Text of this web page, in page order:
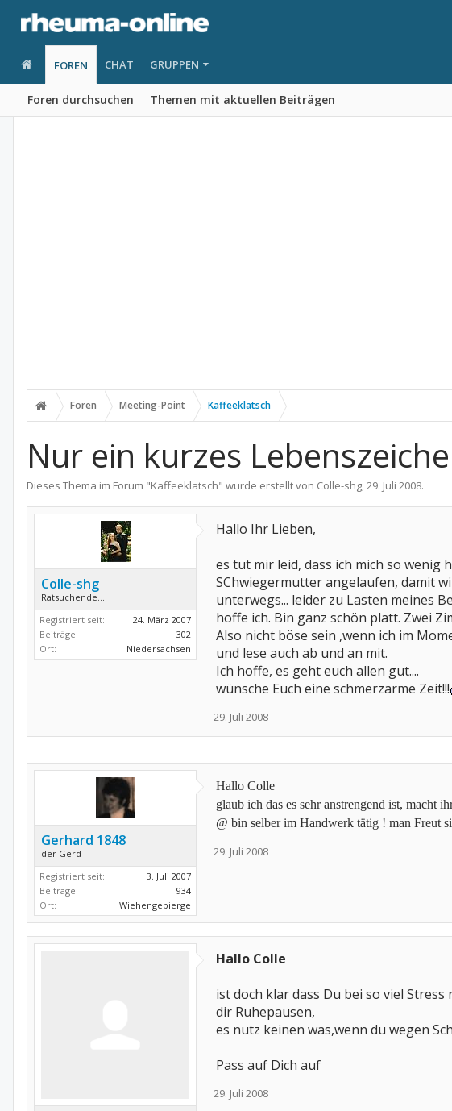
FOREN
Foren durchsuchen Themen mit aktuellen Beiträgen
CHAT GRUPPEN
Foren Meeting-Point Kaffeeklatsch
Nur ein kurzes
Dieses Thema im Forum "Kaffeeklatsch" wurde erstellt von Colle-shg,29. Juli 2008.
Colle-shg
Ratsuchende...
Registriert seit:
24. März 2007
Beiträge:
302
Ort:
Niedersachsen
Hallo Ihr Lieben,
es tut mir leid, dass ich mich so wenig
SChwiegermutter angelaufen, damit
unterwegs... leider zu Lasten meines
hoffe ich. Bin ganz schön platt. Zwei
Also nicht böse sein ,wenn ich im
und lese auch ab und an mit.
Ich hoffe, es geht euch allen gut....
wünsche Euch eine schmerzarme Zeit!!!
29. Juli 2008
Gerhard 1848
der Gerd
Registriert seit:
3. Juli 2007
Beiträge:
934
Ort:
Wiehengebierge
Hallo Colle
glaub ich das es sehr anstrengend ist, macht
@ bin selber im Handwerk tätig ! man Freut
29. Juli 2008
Hallo Colle
ist doch klar dass Du bei so viel
dir Ruhepausen,
es nutz keinen was,wenn du wegen
Pass auf Dich auf
29. Juli 2008